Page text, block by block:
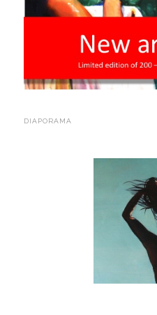
DIAPORAMA